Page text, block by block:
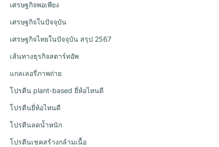
เศรษฐกิจพอเพียง
เศรษฐกิจในปัจจุบัน
เศรษฐกิจไทยในปัจจุบัน สรุป 2567
เส้นทางธุรกิจสตาร์ทอัพ
แกลเลอรี่ภาพถ่าย
โปรตีน plant-based ยี่ห้อไหนดี
โปรตีนยี่ห้อไหนดี
โปรตีนลดน้ำหนัก
โปรตีนเชคสร้างกล้ามเนื้อ